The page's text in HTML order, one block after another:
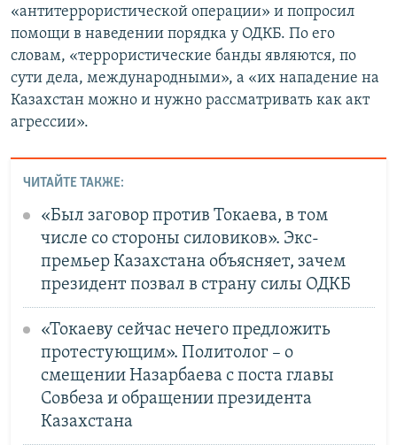
«антитеррористической операции» и попросил
помощи в наведении порядка у ОДКБ. По его
словам, «террористические банды являются, по
сути дела, международными», а «их нападение на
Казахстан можно и нужно рассматривать как акт
агрессии».
ЧИТАЙТЕ ТАКЖЕ:
«Был заговор против Токаева, в том
числе со стороны силовиков». Экс-
премьер Казахстана объясняет, зачем
президент позвал в страну силы ОДКБ
«Токаеву сейчас нечего предложить
протестующим». Политолог – о
смещении Назарбаева с поста главы
Совбеза и обращении президента
Казахстана